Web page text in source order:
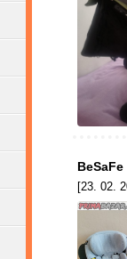
[23. 02.